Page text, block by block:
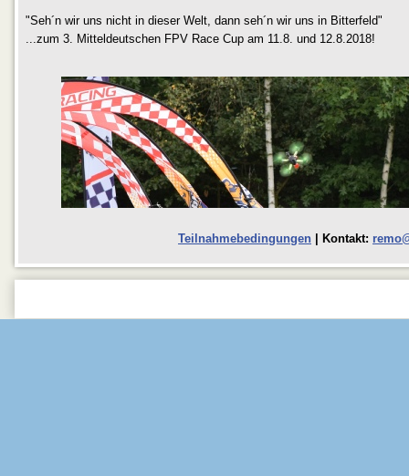
"Seh´n wir uns nicht in dieser Welt, dann seh´n wir uns in Bitterfeld"
...zum 3. Mitteldeutschen FPV Race Cup am 11.8. und 12.8.2018!
Teilnahmebedingungen | Kontakt: